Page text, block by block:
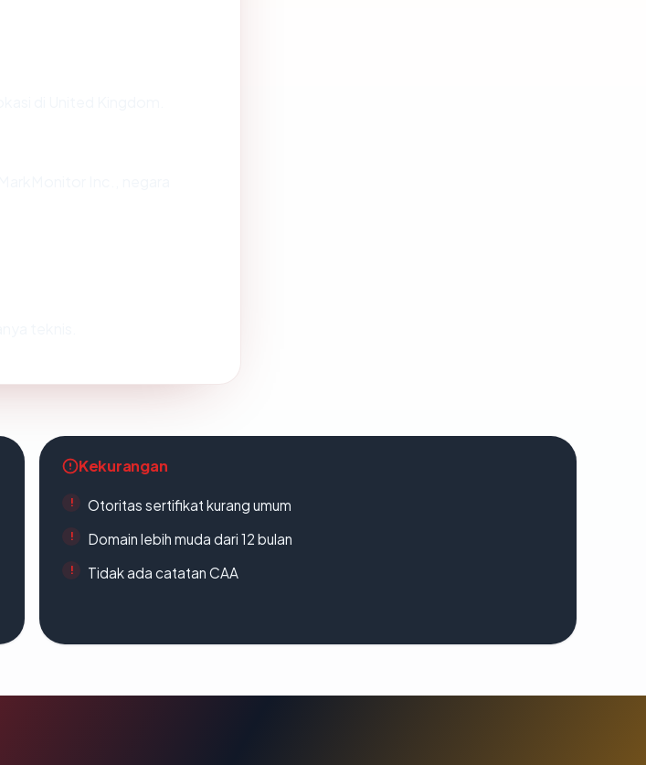
Kekurangan
Otoritas sertifikat kurang umum
Domain lebih muda dari 12 bulan
Tidak ada catatan CAA